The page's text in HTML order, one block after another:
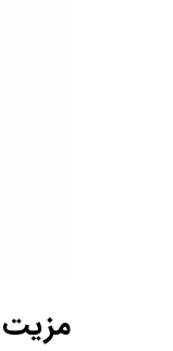
مزیت